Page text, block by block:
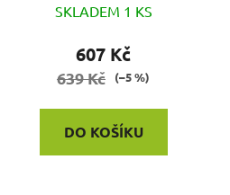
SKLADEM 1 KS
607 Kč
639 Kč (–5 %)
DO KOŠÍKU